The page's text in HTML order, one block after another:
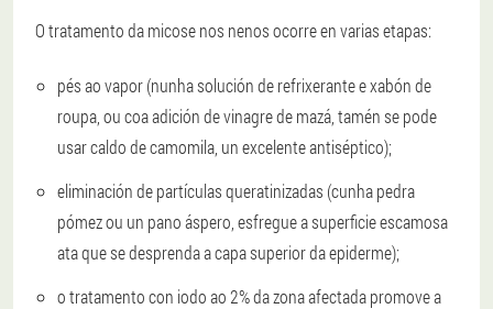
O tratamento da micose nos nenos ocorre en varias etapas:
pés ao vapor (nunha solución de refrixerante e xabón de
roupa, ou coa adición de vinagre de mazá, tamén se pode
usar caldo de camomila, un excelente antiséptico);
eliminación de partículas queratinizadas (cunha pedra
pómez ou un pano áspero, esfregue a superficie escamosa
ata que se desprenda a capa superior da epiderme);
o tratamento con iodo ao 2% da zona afectada promove a